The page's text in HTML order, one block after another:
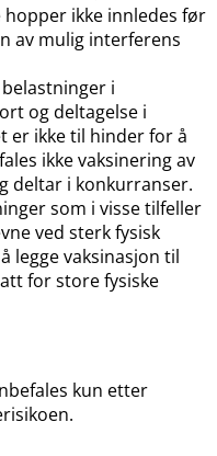
ikke innledes før
av mulig interferens
i
og deltagelse i
er ikke til hinder for å
ikke vaksinering av
deltar i konkurranser.
som i visse tilfeller
ved sterk fysisk
legge vaksinasjon til
for store fysiske
kun etter